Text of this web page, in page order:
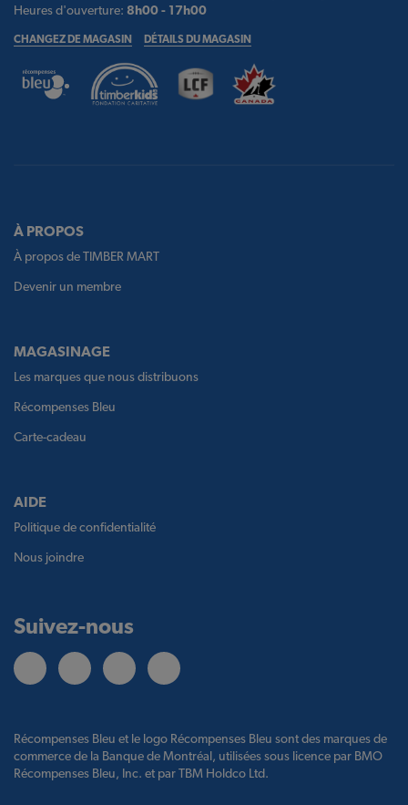
Heures d'ouverture: 8h00 - 17h00
CHANGEZ DE MAGASIN DÉTAILS DU MAGASIN
À PROPOS
À propos de TIMBER MART
Devenir un membre
MAGASINAGE
Les marques que nous distribuons
Récompenses Bleu
Carte-cadeau
AIDE
Politique de confidentialité
Nous joindre
Suivez-nous
Récompenses Bleu et le logo Récompenses Bleu sont des marques de
commerce de la Banque de Montréal, utilisées sous licence par BMO
Récompenses Bleu, Inc. et par TBM Holdco Ltd.